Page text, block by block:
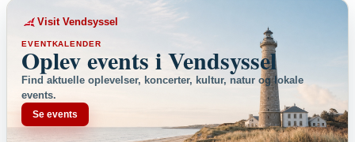
Visit Vendsyssel
EVENTKALENDER
Oplev events i Vendsyssel
Find aktuelle oplevelser, koncerter, kultur, natur og lokale
events.
Se events